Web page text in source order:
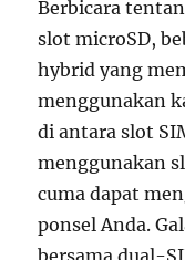
Berbicara
slot microSD,
hybrid yang
menggunakan
di antara slot
menggunakan
cuma dapat
ponsel Anda.
bersama dual-